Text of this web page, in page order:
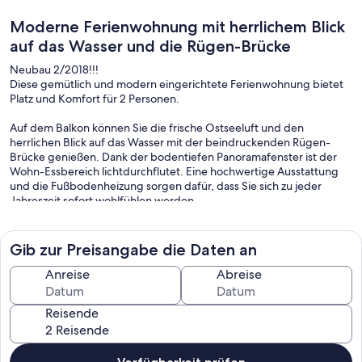
Moderne Ferienwohnung mit herrlichem Blick
auf das Wasser und die Rügen-Brücke
Neubau 2/2018!!!
Diese gemütlich und modern eingerichtete Ferienwohnung bietet
Platz und Komfort für 2 Personen.
Auf dem Balkon können Sie die frische Ostseeluft und den
herrlichen Blick auf das Wasser mit der beindruckenden Rügen-
Brücke genießen. Dank der bodentiefen Panoramafenster ist der
Wohn-Essbereich lichtdurchflutet. Eine hochwertige Ausstattung
und die Fußbodenheizung sorgen dafür, dass Sie sich zu jeder
Jahreszeit sofort wohlfühlen werden.
Obergeschoss mit 5 weiteren Wohnungen und verfügt über einen
Stellplatz in der Tiefgarage.
Der idyllische Hafen von Altefähr sowie die Strandpromenade
liegen direkt vor der Haustür. Genießen Sie hier den
Sonnenuntergang und lassen sich von dem herrlichen Blick über
den Sund und die Skyline von Stralsund verzaubern. Einige nette
Restaurants am Hafen und entlang der Promenade laden zum
flanieren und schlemmen ein und bei gutem Wetter lässt es sich am
breiten Sandstrand mit dem flach abfallenden Wasser gut
Gib zur Preisangabe die Daten an
Anreise Abreise
Reisende